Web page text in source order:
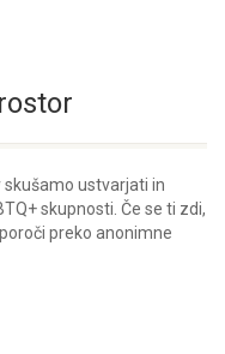
skušamo ustvarjati in
skupnosti. Če se ti zdi,
preko anonimne